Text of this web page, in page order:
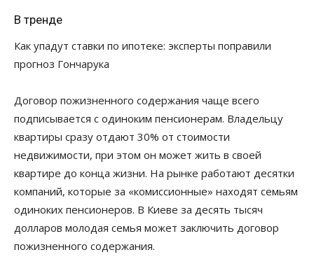
В тренде
Как упадут ставки по ипотеке: эксперты поправили
прогноз Гончарука
Договор пожизненного содержания чаще всего
подписывается с одиноким пенсионерам. Владельцу
квартиры сразу отдают 30% от стоимости
недвижимости, при этом он может жить в своей
квартире до конца жизни. На рынке работают десятки
компаний, которые за «комиссионные» находят семьям
одиноких пенсионеров. В Киеве за десять тысяч
долларов молодая семья может заключить договор
пожизненного содержания.